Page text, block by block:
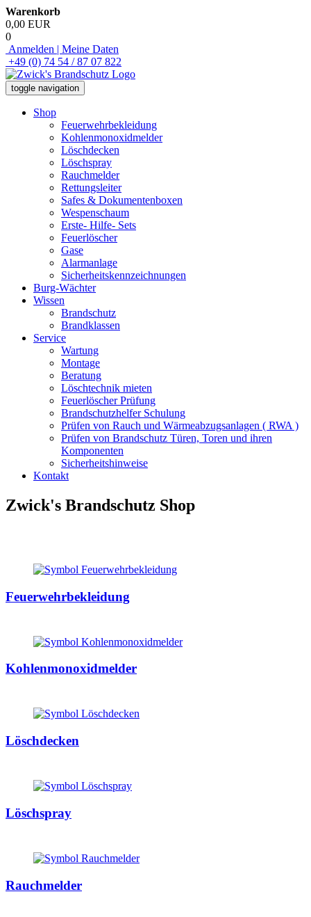
Warenkorb
0,00 EUR
0
Anmelden | Meine Daten
+49 (0) 74 54 / 87 07 822
toggle navigation
Shop
Feuerwehrbekleidung
Kohlenmonoxidmelder
Löschdecken
Löschspray
Rauchmelder
Rettungsleiter
Safes & Dokumentenboxen
Wespenschaum
Erste- Hilfe- Sets
Feuerlöscher
Gase
Alarmanlage
Sicherheitskennzeichnungen
Burg-Wächter
Wissen
Brandschutz
Brandklassen
Service
Wartung
Montage
Beratung
Löschtechnik mieten
Feuerlöscher Prüfung
Brandschutzhelfer Schulung
Prüfen von Rauch und Wärmeabzugsanlagen ( RWA )
Prüfen von Brandschutz Türen, Toren und ihren
Komponenten
Sicherheitshinweise
Kontakt
Zwick's Brandschutz Shop
Feuerwehrbekleidung
Kohlenmonoxidmelder
Löschdecken
Löschspray
Rauchmelder